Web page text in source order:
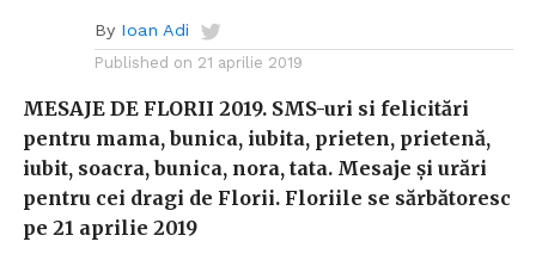
By Ioan Adi
Published on 21 aprilie 2019
MESAJE DE FLORII 2019. SMS-uri si felicitări
pentru mama, bunica, iubita, prieten, prietenă,
iubit, soacra, bunica, nora, tata. Mesaje și urări
pentru cei dragi de Florii. Floriile se sărbătoresc
pe 21 aprilie 2019